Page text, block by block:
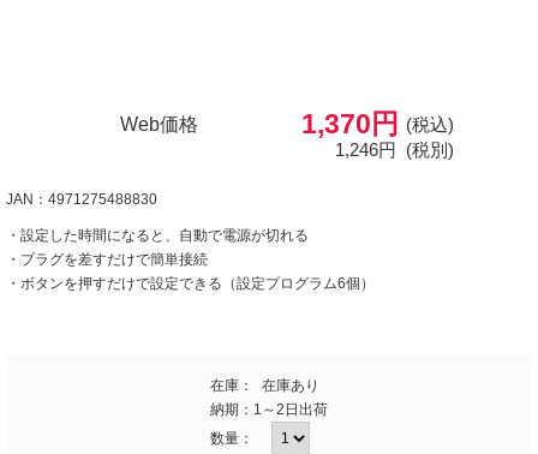
Web価格 1,370円
(税込)
1,246円 (税別)
JAN：4971275488830
・設定した時間になると、自動で電源が切れる
・プラグを差すだけで簡単接続
・ボタンを押すだけで設定できる（設定プログラム6個）
在庫：
在庫あり
納期： 1～2日出荷
数量：